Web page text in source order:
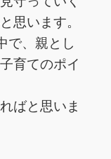
思います。
で、親とし
育てのポイ
ばと思いま